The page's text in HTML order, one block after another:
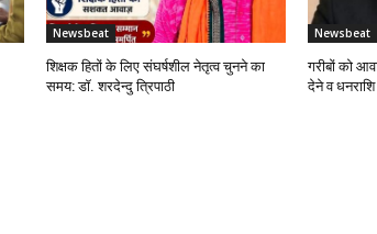
Newsbeat
शिक्षक हितों के लिए संघर्षशील नेतृत्व चुनने का
समय: डॉ. शरदेन्दु त्रिपाठी
Newsbeat
गरीबों को
देने व